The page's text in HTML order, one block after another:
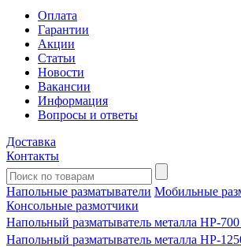
Оплата
Гарантии
Акции
Статьи
Новости
Вакансии
Информация
Вопросы и ответы
Доставка
Контакты
Напольные разматыватели Мобильные
Консольные размотчики
Напольный разматыватель металла HP-700
Напольный разматыватель металла HP-